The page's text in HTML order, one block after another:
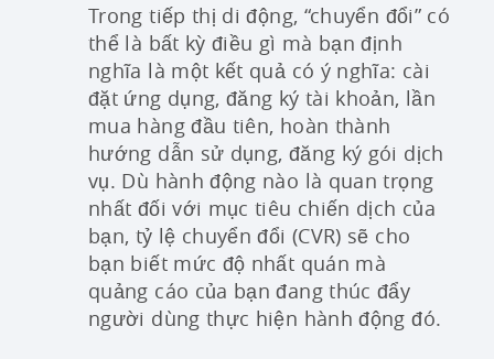
Trong tiếp thị di động, “chuyển đổi” có
thể là bất kỳ điều gì mà bạn định
nghĩa là một kết quả có ý nghĩa: cài
đặt ứng dụng, đăng ký tài khoản, lần
mua hàng đầu tiên, hoàn thành
hướng dẫn sử dụng, đăng ký gói dịch
vụ. Dù hành động nào là quan trọng
nhất đối với mục tiêu chiến dịch của
bạn, tỷ lệ chuyển đổi (CVR) sẽ cho
bạn biết mức độ nhất quán mà
quảng cáo của bạn đang thúc đẩy
người dùng thực hiện hành động đó.